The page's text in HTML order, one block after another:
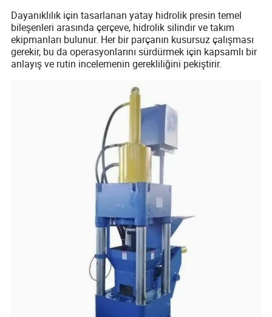
Dayanıklılık için tasarlanan yatay hidrolik presin temel
bileşenleri arasında çerçeve, hidrolik silindir ve takım
ekipmanları bulunur. Her bir parçanın kusursuz çalışması
gerekir, bu da operasyonlarını sürdürmek için kapsamlı bir
anlayış ve rutin incelemenin gerekliliğini pekiştirir.